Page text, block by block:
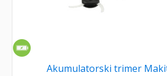
Akumulatorski trimer